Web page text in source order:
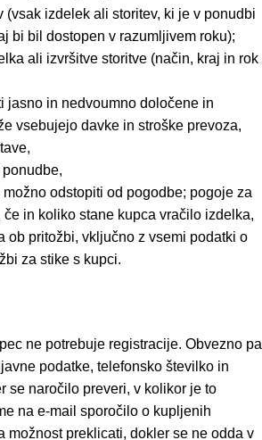
(vsak izdelek ali storitev, ki je v ponudbi
bi bil dostopen v razumljivem roku);
ali izvršitve storitve (način, kraj in rok
jasno in nedvoumno določene in
vsebujejo davke in stroške prevoza,
odstopiti od pogodbe; pogoje za
če in koliko stane kupca vračilo izdelka,
ob pritožbi, vključno z vsemi podatki o
za stike s kupci.
ne potrebuje registracije. Obvezno pa
podatke, telefonsko številko in
se naročilo preveri, v kolikor je to
na e-mail sporočilo o kupljenih
možnost preklicati, dokler se ne odda v